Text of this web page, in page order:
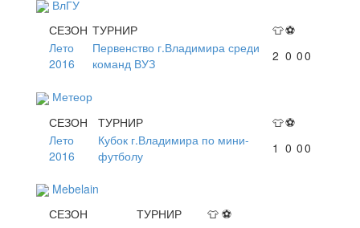
ВлГУ
СЕЗОН ТУРНИР 👕⚽
Лето
2016
Первенство г.Владимира среди
команд ВУЗ
2 0 00
Метеор
СЕЗОН
ТУРНИР 👕⚽
Лето
2016
Кубок г.Владимира по мини-
футболу
1 0 00
Mebelain
СЕЗОН
ТУРНИР 👕 ⚽